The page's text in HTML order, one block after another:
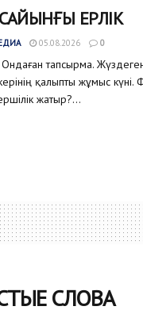
ЕРЛІК
05.08.2026 0
Ондаған тапсырма.
қалыпты жұмыс
жатыр?...
СЛОВА